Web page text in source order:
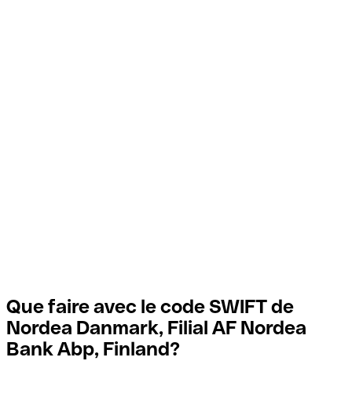
Que faire avec le code SWIFT de
Nordea Danmark, Filial AF Nordea
Bank Abp, Finland?